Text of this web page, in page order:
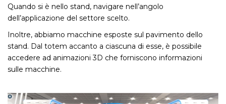
Quando si è nello stand, navigare nell’angolo
dell’applicazione del settore scelto.
Inoltre, abbiamo macchine esposte sul pavimento dello
stand. Dal totem accanto a ciascuna di esse, è possibile
accedere ad animazioni 3D che forniscono informazioni
sulle macchine.